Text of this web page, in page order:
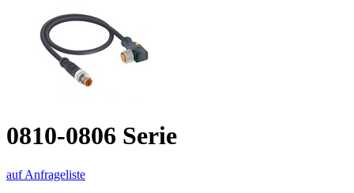
0810-0806 Serie
auf Anfrageliste